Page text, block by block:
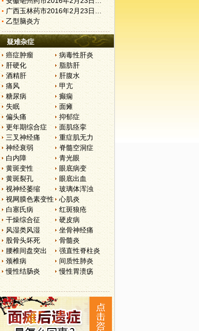
广西玉林药市2016年2月23日快讯
乙型脑炎方
疑难杂症
癌症肿瘤
病毒性肝炎
肝硬化
脂肪肝
酒精肝
肝腹水
痛风
甲亢
糖尿病
癫痫
失眠
面瘫
偏头痛
抑郁症
更年期综合症
面肌痉挛
三叉神经痛
重症肌无力
神经衰弱
脊髓空洞症
白内障
青光眼
黄斑变性
眼底病变
黄斑裂孔
眼底出血
视神经萎缩
玻璃体浑浊
视网膜色素变性
心肌炎
白塞氏病
红斑狼疮
干燥综合征
硬皮病
风湿类风湿
坐骨神经痛
股骨头坏死
骨髓炎
腰椎间盘突出
强直性脊柱炎
颈椎病
间质性肺炎
慢性结肠炎
慢性胃溃疡